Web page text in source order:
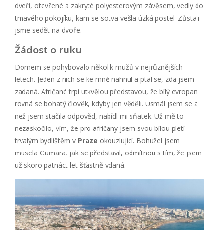
dveří, otevřené a zakryté polyesterovým závěsem, vedly do
tmavého pokojíku, kam se sotva vešla úzká postel. Zůstali
jsme sedět na dvoře.
Žádost o ruku
Domem se pohybovalo několik mužů v nejrůznějších
letech. Jeden z nich se ke mně nahnul a ptal se, zda jsem
zadaná. Afričané trpí utkvělou představou, že bílý evropan
rovná se bohatý člověk, kdyby jen věděli. Usmál jsem se a
než jsem stačila odpověd, nabídl mi sňatek. Už mě to
nezaskočilo, vím, že pro afričany jsem svou bílou pletí
trvalým bydlištěm v Praze okouzlující. Bohužel jsem
musela Oumara, jak se představil, odmítnou s tím, že jsem
už skoro patnáct let šťastně vdaná.